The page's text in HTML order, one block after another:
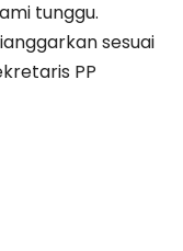
tunggu.
sesuai
PP